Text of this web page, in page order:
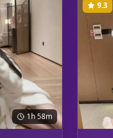
1h 58m
9.3